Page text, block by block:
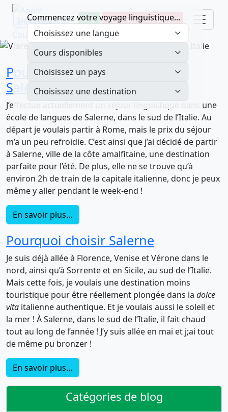
Nous contacter Prix Réserver maintenant
Commencez votre voyage linguistique...
Pourquoi apprendre l’italien à
Salerne ?
J’effectue actuellement un séjour linguistique dans une
école de langues de Salerne, dans le sud de l’Italie. Au
départ je voulais partir à Rome, mais le prix du séjour
m’a un peu refroidie. C’est ainsi que j’ai décidé de partir
à Salerne, ville de la côte amalfitaine, une destination
parfaite pour l’été. De plus, elle ne se trouve qu’à
environ 2h de train de la capitale italienne, donc je peux
même y aller pendant le week-end !
En savoir plus…
Pourquoi choisir Salerne
Je suis déjà allée à Florence, Venise et Vérone dans le
nord, ainsi qu’à Sorrente et en Sicile, au sud de l’Italie.
Mais cette fois, je voulais une destination moins
touristique pour être réellement plongée dans la dolce
vita italienne authentique. Et je voulais aussi le soleil et
la mer ! À Salerne, dans le sud de l’Italie, il fait chaud
tout au long de l’année ! J’y suis allée en mai et j;ai tout
de même pu bronzer !
En savoir plus…
Catégories de blog